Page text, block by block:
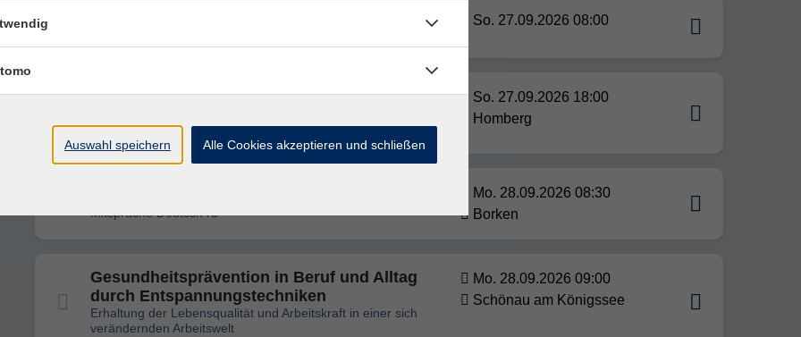
So. 27.09.2026 08:00
Fliegen ohne Motor - Segelfliegen
Informationsveranstaltung - Ab 14 Jahren
So. 27.09.2026 18:00
Homberg
Mitsprache Deutsch4U
Mo. 28.09.2026 08:30
Borken
Gesundheitsprävention in Beruf und Alltag
durch Entspannungstechniken
Erhaltung der Lebensqualität und Arbeitskraft in einer sich
verändernden Arbeitswelt
Mo. 28.09.2026 09:00
Schönau am Königssee
Auswahl speichern Alle Cookies akzeptieren und schließen